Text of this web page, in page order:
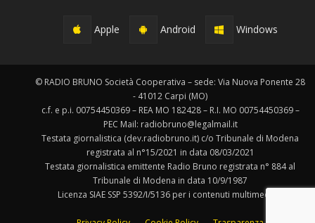
Apple Android Windows
© RADIO BRUNO Società Cooperativa – sede: Via Nuova Ponente 28
- 41012 Carpi (MO)
c.f. e p.i. 00754450369 – REA MO 182428 – R.I. MO 00754450369 –
PEC Mail: radiobruno@legalmail.it
Testata giornalistica (dev.radiobruno.it) c/o Tribunale di Modena
registrata al n°15/2021 in data 08/03/2021
Testata giornalistica emittente Radio Bruno registrata n° 884 al
Tribunale di Modena in data 10/9/1987
Licenza SIAE SSP 5392/I/5136 per i contenuti multimediali.